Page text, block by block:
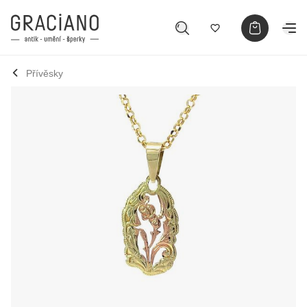
Přívěsky